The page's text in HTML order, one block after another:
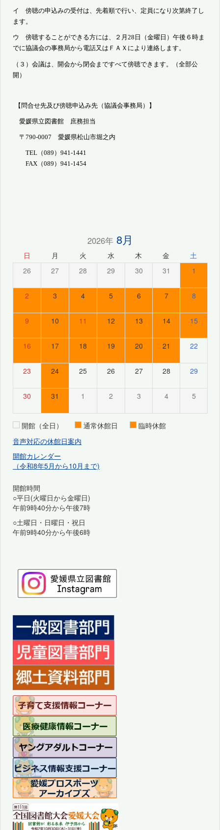
イ 傍聴の申込みの受付は、先着順で行い、定員になり次第終了し
ます。
ウ 傍聴することができる方には、２月 28 日（金曜日）午後６時ま
でに協議会の事務局から電話又はＦＡＸにより連絡します。
（３）会議は、開会から閉会まですべて傍聴できます。（全部公
開）
【問合せ先及び傍聴申込み先（協議会事務局）】
愛媛県立図書館 庶務担当
〒 790-0007 愛媛県松山市堀之内
TEL （089 ） 941-1441
FAX （089 ） 941-1454
2026年8月
日 月 火 水 木 金 土
26 27 28 29 30 31 1
2 3 4 5 6 7 8
9 10 11 12 13 14 15
16 17 18 19 20 21 22
23 24 25 26 27 28 29
30 31 1 2 3 4 5
開館（全日） 通常休館日
臨時休館
音声対応の休館日案内
開館カレンダー
（令和8年5月から10月まで)
開館時間
○平日(火曜日から金曜日)
午前9時40分から午後7時
○土曜日・日曜日・祝日
午前9時40分から午後6時